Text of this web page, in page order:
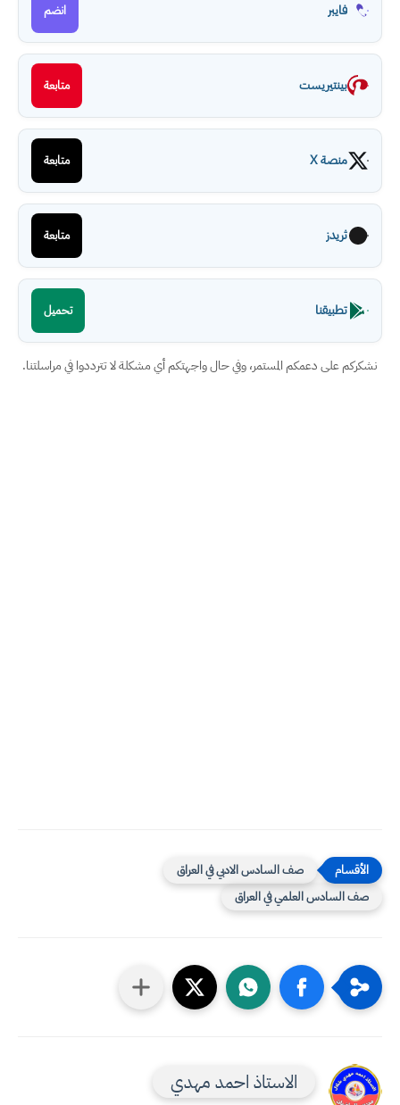
فايبر انضم
بينتيريست متابعة
منصة X متابعة
ثريدز متابعة
تطبيقنا تحميل
نشكركم على دعمكم المستمر، وفي حال واجهتكم أي مشكلة لا تترددوا في مراسلتنا.
صف السادس الادبي في العراق
صف السادس العلمي في العراق
الاستاذ احمد مهدي